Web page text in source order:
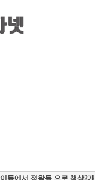
동에서 정왕동 으로 책상2